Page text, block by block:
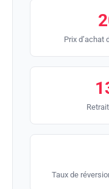
Prix d’achat
Taux de